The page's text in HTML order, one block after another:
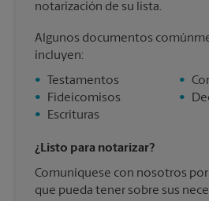
notarización de su lista.
Algunos documentos
incluyen:
•
Testamentos
•
Fideicomisos
•
Escrituras
•
•
¿Listo para notarizar?
Comuníquese con nosotros
que pueda tener sobre sus